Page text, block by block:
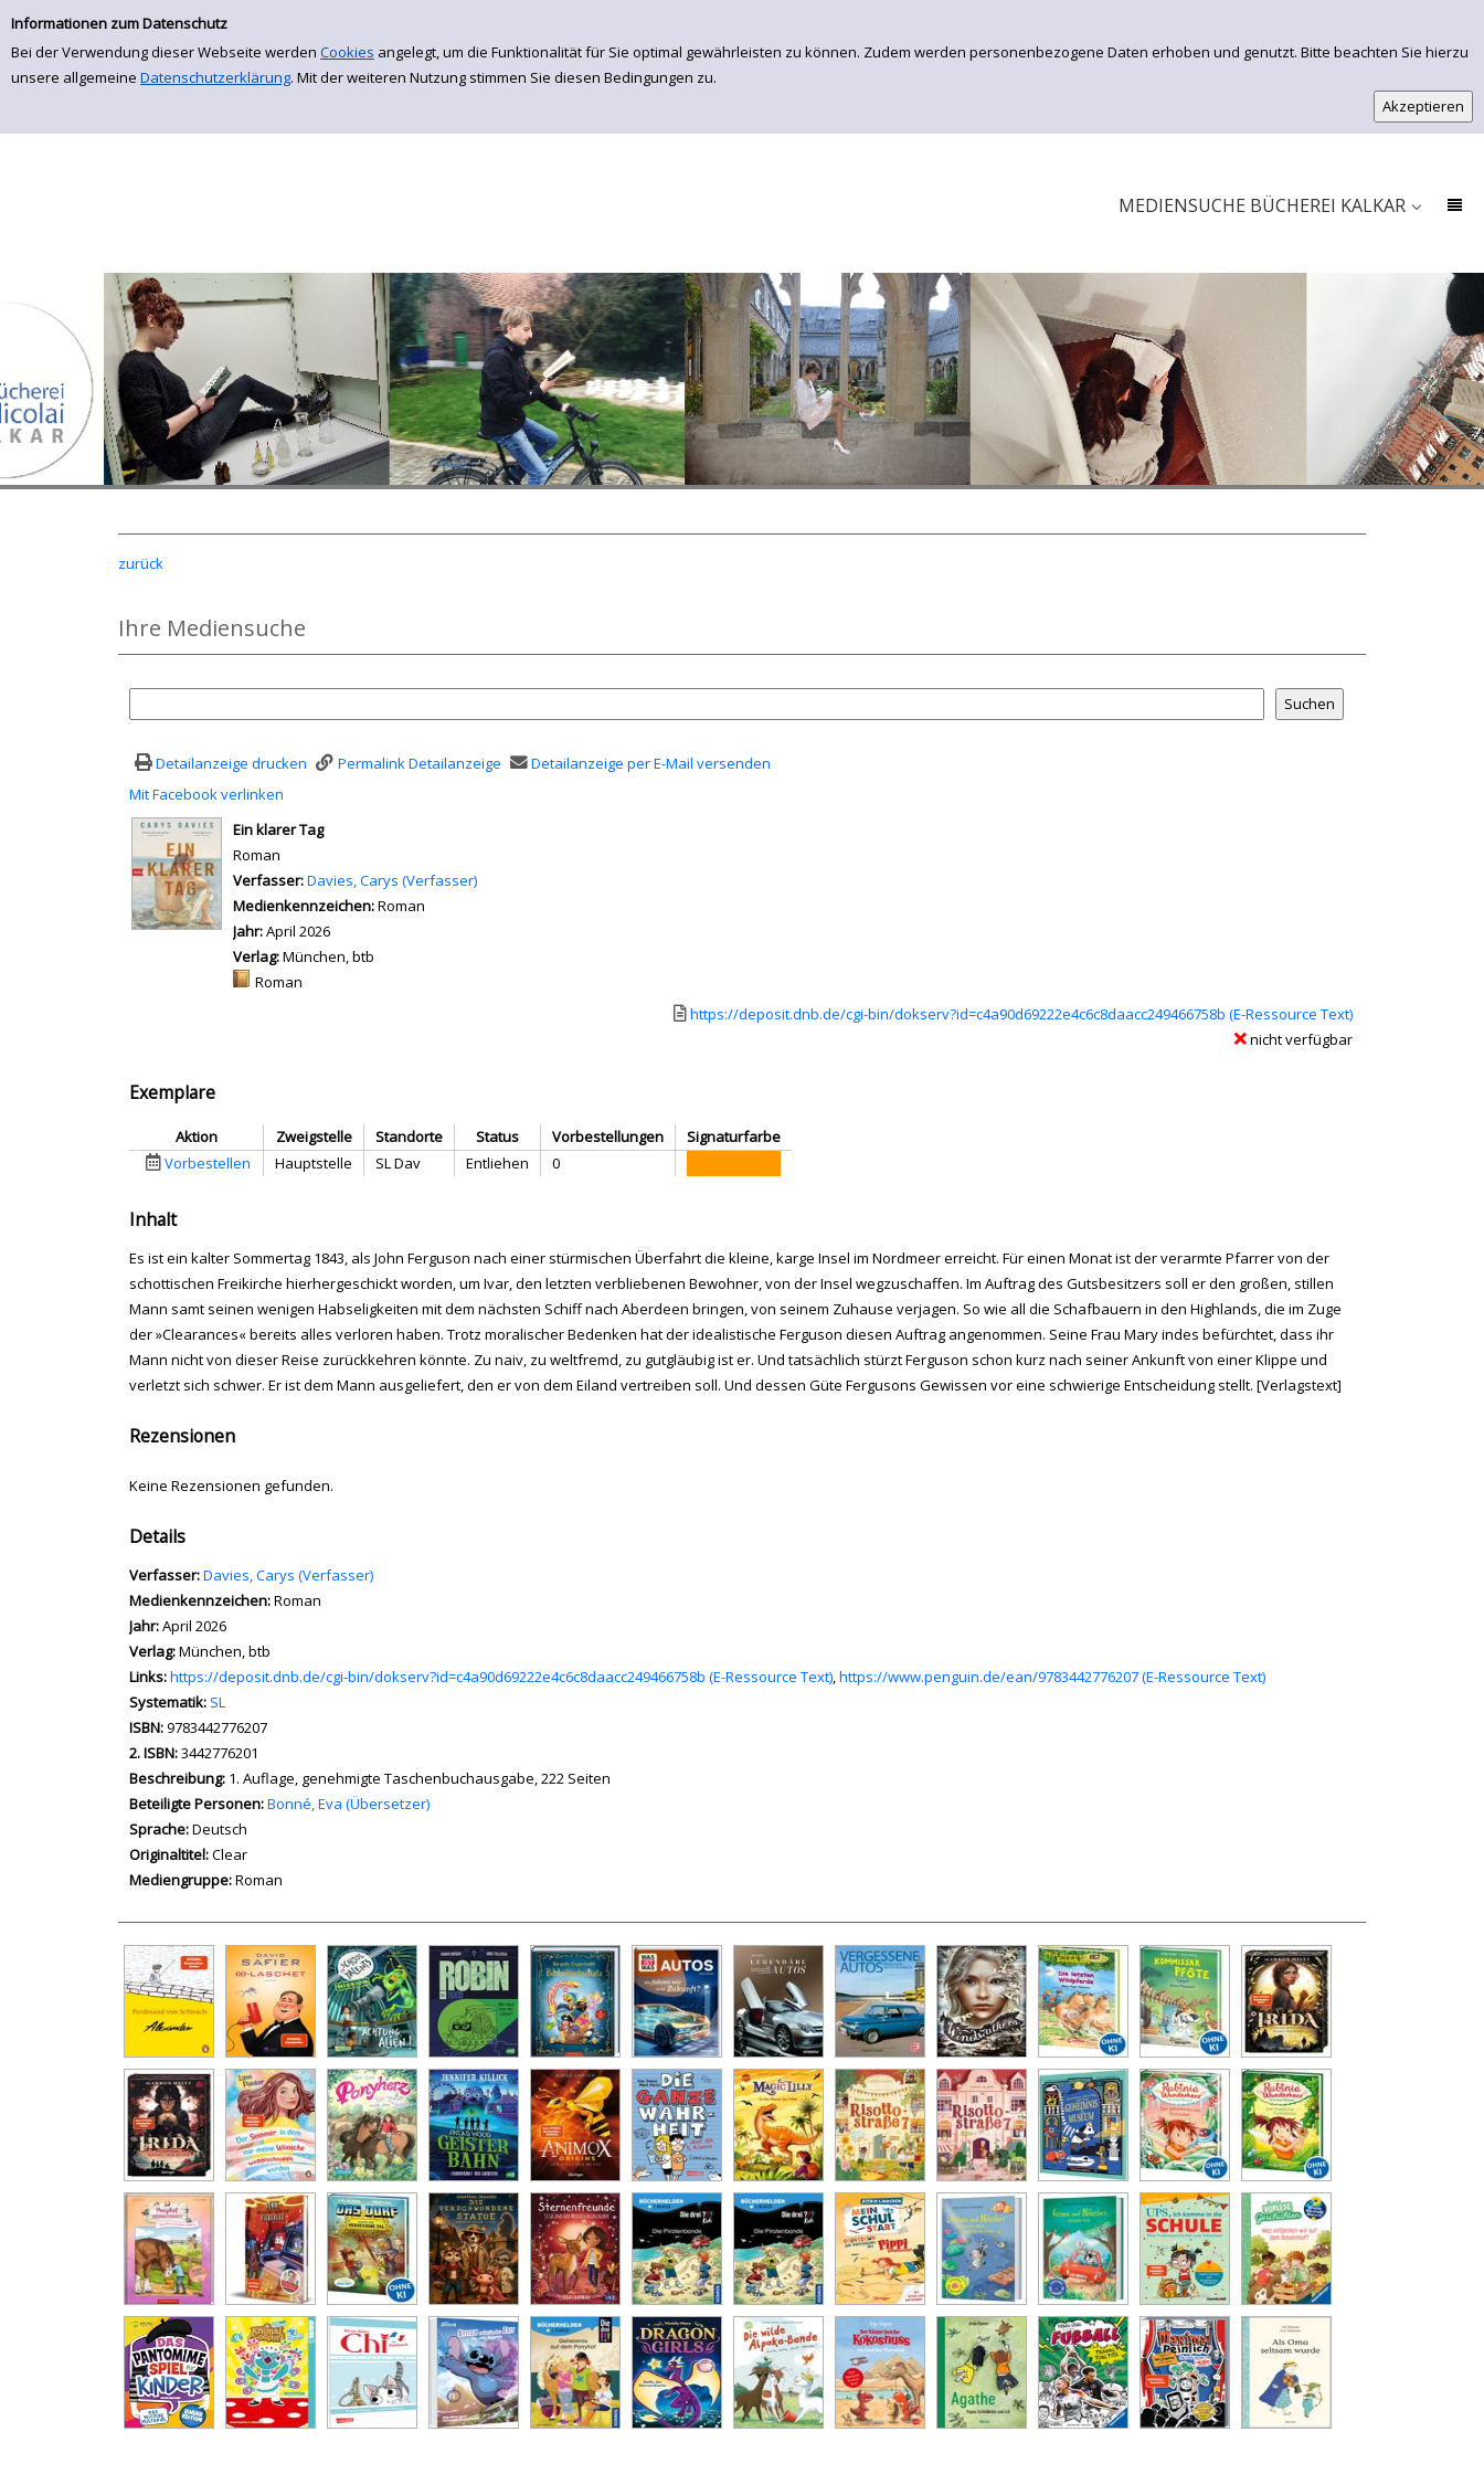
Einfache Suche
Informationen zum Datenschutz
Bei der Verwendung dieser Webseite werden Cookies angelegt, um die Funktionalität für Sie optimal gewährleisten zu können. Zudem werden personenbezogene Daten erhoben und genutzt. Bitte beachten Sie hierzu
unsere allgemeine Datenschutzerklärung. Mit der weiteren Nutzung stimmen Sie diesen Bedingungen zu.
Zur Detailanzeige springen
EINFACHE SUCHE
ERWEITERTE SUCHE
MEDIENSUCHE BÜCHEREI KALKAR
zurück
Ihre Mediensuche
Detailanzeige drucken Permalink Detailanzeige
Detailanzeige per E-Mail versenden
Mit Facebook verlinken
wird in neuem Tab geöffnet
Ein klarer Tag
Roman
Verfasser:Suche nach diesem Verfasser
Davies, Carys (Verfasser)
Medienkennzeichen:Roman
Jahr:April 2026
Verlag:München, btb
Mediengruppe:
Roman
Link zu einem externen Medieninhalt - wird in neuem Tab geöffnet
https://deposit.dnb.de/cgi-bin/dokserv?id=c4a90d69222e4c6c8daacc249466758b (E-Ressource Text)
nicht verfügbar
Exemplare
Aktion Zweigstelle Standorte Status Vorbestellungen
Signaturfarbe
Vorbestellen
Hauptstelle SL Dav Entliehen 0
Inhalt
Es ist ein kalter Sommertag 1843, als John Ferguson nach einer stürmischen Überfahrt die kleine, karge Insel im Nordmeer erreicht. Für einen Monat ist der verarmte Pfarrer von der
schottischen Freikirche hierhergeschickt worden, um Ivar, den letzten verbliebenen Bewohner, von der Insel wegzuschaffen. Im Auftrag des Gutsbesitzers soll er den großen, stillen
Mann samt seinen wenigen Habseligkeiten mit dem nächsten Schiff nach Aberdeen bringen, von seinem Zuhause verjagen. So wie all die Schafbauern in den Highlands, die im Zuge
der »Clearances« bereits alles verloren haben. Trotz moralischer Bedenken hat der idealistische Ferguson diesen Auftrag angenommen. Seine Frau Mary indes befürchtet, dass ihr
Mann nicht von dieser Reise zurückkehren könnte. Zu naiv, zu weltfremd, zu gutgläubig ist er. Und tatsächlich stürzt Ferguson schon kurz nach seiner Ankunft von einer Klippe und
verletzt sich schwer. Er ist dem Mann ausgeliefert, den er von dem Eiland vertreiben soll. Und dessen Güte Fergusons Gewissen vor eine schwierige Entscheidung stellt. [Verlagstext]
Rezensionen
Keine Rezensionen gefunden.
Details
Verfasser:Suche nach diesem Verfasser
Davies, Carys (Verfasser)
Medienkennzeichen:Roman
Jahr:April 2026
Verlag:München, btb
opens in new tab
Links:Diesen Link in neuem Tab öffnen
https://deposit.dnb.de/cgi-bin/dokserv?id=c4a90d69222e4c6c8daacc249466758b (E-Ressource Text),https://www.penguin.de/ean/9783442776207 (E-Ressource Text)
Systematik: Suche nach dieser Systematik
SL
Suche nach diesem Interessenskreis
ISBN:9783442776207
2. ISBN:3442776201
Beschreibung: 1. Auflage, genehmigte Taschenbuchausgabe, 222 Seiten
Beteiligte Personen:Suche nach dieser Beteiligten Person
Bonné, Eva (Übersetzer)
Sprache:Deutsch
Originaltitel:Clear
Mediengruppe:Roman